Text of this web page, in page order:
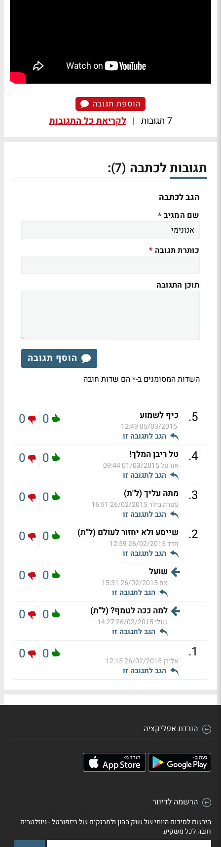
הוספת תגובה
7 תגובות | לקריאת כל התגובות
תגובות לכתבה (7)
:
הגב לכתבה
שם המגיב *
כותרת תגובה *
תוכן התגובה
הוסף תגובה
השדות המסומנים ב-*הם שדות חובה
5
. כיף לשמוע
05/03/2015 12:49
הגב לתגובה זו
0
0
4
. טל ריבן המלך!
אורטל01/03/2015 09:44
הגב לתגובה זו
0
0
3
. מתה עליך (ל"ת)
עטרה בילר26/02/2015 16:51
הגב לתגובה זו
0
0
2
. שייסע ולא יחזור לעולם (ל"ת)
חדד26/02/2015 12:59
הגב לתגובה זו
0
0
שועל
צח26/02/2015 15:31
הגב לתגובה זו
0
0
למה ככה לטמף? (ל"ת)
שולי26/02/2015 14:27
הגב לתגובה זו
0
0
1
.
אלירן26/02/2015 12:15
הגב לתגובה זו
0
0
הורדת אפליקציה
הרשמה לדיוור
הירשם לסיכום היומי של שוק ההון ולמבזקים של ביזפורטל - ניוזלטרים
חובה לכל משקיע